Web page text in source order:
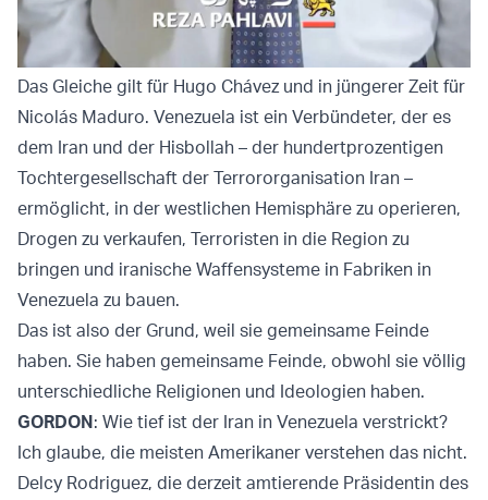
Das Gleiche gilt für Hugo Chávez und in jüngerer Zeit für
Nicolás Maduro. Venezuela ist ein Verbündeter, der es
dem Iran und der Hisbollah – der hundertprozentigen
Tochtergesellschaft der Terrororganisation Iran –
ermöglicht, in der westlichen Hemisphäre zu operieren,
Drogen zu verkaufen, Terroristen in die Region zu
bringen und iranische Waffensysteme in Fabriken in
Venezuela zu bauen.
Das ist also der Grund, weil sie gemeinsame Feinde
haben. Sie haben gemeinsame Feinde, obwohl sie völlig
unterschiedliche Religionen und Ideologien haben.
GORDON: Wie tief ist der Iran in Venezuela verstrickt?
Ich glaube, die meisten Amerikaner verstehen das nicht.
Delcy Rodriguez, die derzeit amtierende Präsidentin des